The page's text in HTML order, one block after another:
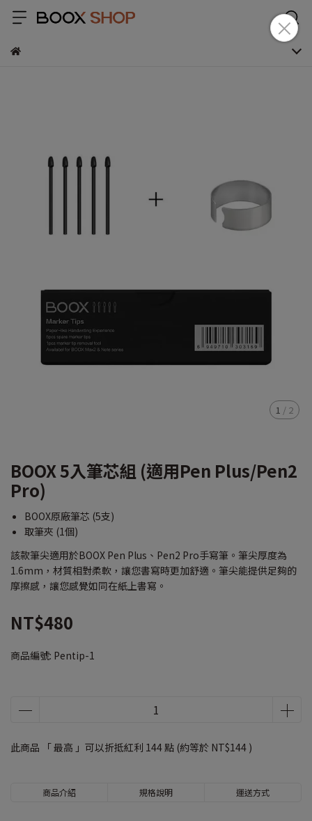
1 / 2
BOOX 5入筆芯組 (適用Pen Plus/Pen2
Pro)
BOOX原廠筆芯 (5支)
取筆夾 (1個)
該款筆尖適用於BOOX Pen Plus、Pen2 Pro手寫筆。筆尖厚度為
1.6mm，材質相對柔軟，讓您書寫時更加舒適。筆尖能提供足夠的
摩擦感，讓您感覺如同在紙上書寫。
NT$480
商品編號: Pentip-1
此商品 「 最高 」可以折抵紅利 144點 (約等於 NT$144 )
商品介紹 規格說明 運送方式